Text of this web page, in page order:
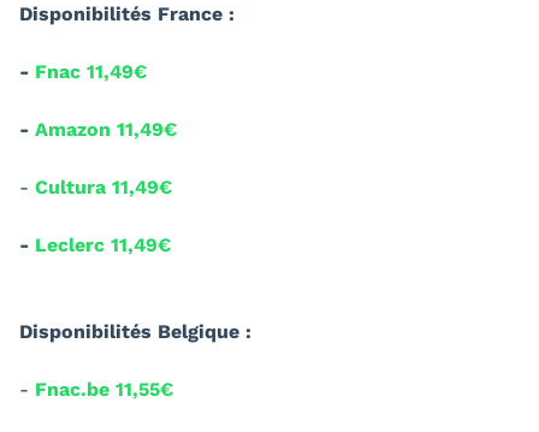
Disponibilités France :
- Fnac 11,49€
- Amazon 11,49€
- Cultura 11,49€
- Leclerc 11,49€
Disponibilités Belgique :
- Fnac.be 11,55€